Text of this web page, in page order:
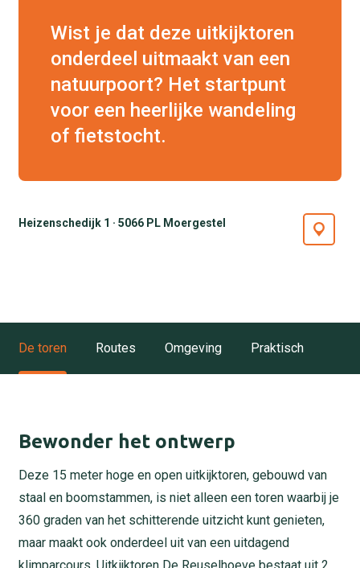
Wist je dat deze uitkijktoren
onderdeel uitmaakt van een
natuurpoort? Het startpunt
voor een heerlijke wandeling
of fietstocht.
Heizenschedijk 1 · 5066 PL Moergestel
De toren Routes Omgeving Praktisch
Bewonder het ontwerp
Deze 15 meter hoge en open uitkijktoren, gebouwd van
staal en boomstammen, is niet alleen een toren waarbij je
360 graden van het schitterende uitzicht kunt genieten,
maar maakt ook onderdeel uit van een uitdagend